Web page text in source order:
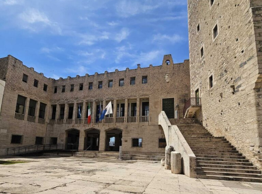
La proprietaria di una delle vetture coinvolte ha
denunciato l’accaduto anche attraverso un video
pubblicato sui social, nella speranza di poter raccogliere
informazioni utili a ricostruire quanto accaduto e
individuare il responsabile.
Al momento, infatti, non risulta che qualcuno abbia